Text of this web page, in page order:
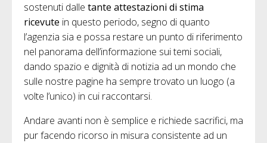
sostenuti dalle tante attestazioni di stima
ricevute in questo periodo, segno di quanto
l’agenzia sia e possa restare un punto di riferimento
nel panorama dell’informazione sui temi sociali,
dando spazio e dignità di notizia ad un mondo che
sulle nostre pagine ha sempre trovato un luogo (a
volte l’unico) in cui raccontarsi.
Andare avanti non è semplice e richiede sacrifici, ma
pur facendo ricorso in misura consistente ad un